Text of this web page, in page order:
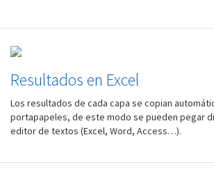
Resultados en Excel
Los resultados de cada capa se copian
portapapeles, de este modo se pueden pegar
editor de textos (Excel, Word, Access…).